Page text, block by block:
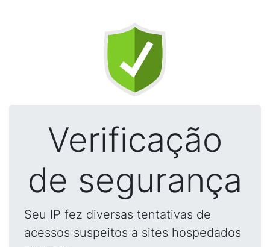
Verificação
de segurança
Seu IP fez diversas tentativas de
acessos suspeitos a sites hospedados